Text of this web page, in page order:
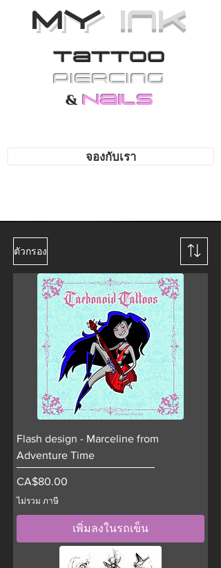
MY Ink
Tattoo
PiErcing
& Nails
จองกับเรา
ตัวกรอง
Flash design - Marceline from
Adventure Time
ราคา
CA$80.00
ไม่รวม ภาษี
เพิ่มลงในรถเข็น